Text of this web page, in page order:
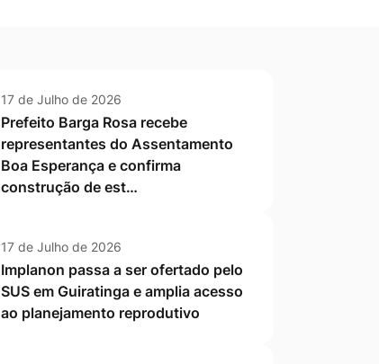
17 de Julho de 2026
Prefeito Barga Rosa recebe
representantes do Assentamento
Boa Esperança e confirma
construção de est…
17 de Julho de 2026
Implanon passa a ser ofertado pelo
SUS em Guiratinga e amplia acesso
ao planejamento reprodutivo